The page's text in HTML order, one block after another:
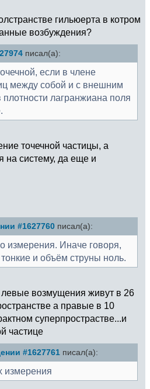
гильюерта в котром
возбуждения?
писал(а):
если в члене
между собой и с внешним
лагранжиана поля
точечной частицы, а
на систему, да еще и
#1627760 писал(а):
измерения. Иначе говоря,
и объём струны ноль.
возмущения живут в 26
а правые в 10
суперпрострастве...и
частице
#1627761 писал(а):
измерения